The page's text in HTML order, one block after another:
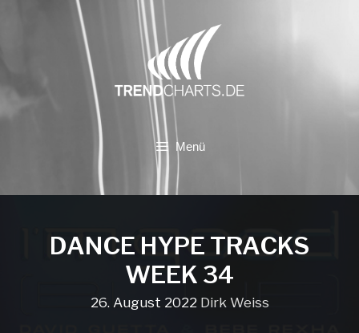
Menü
DANCE HYPE TRACKS
WEEK 34
26. August 2022 Dirk Weiss